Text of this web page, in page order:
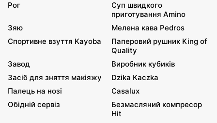
Рог
Суп швидкого
приготування Amino
Зяю
Мелена кава Pedros
Спортивне взуття Kayoba
Паперовий рушник King of
Quality
Завод
Виробник кубиків
Засіб для зняття макіяжу
Dzika Kaczka
Палець на нозі
Casalux
Обідній сервіз
Безмасляний компресор
Hit